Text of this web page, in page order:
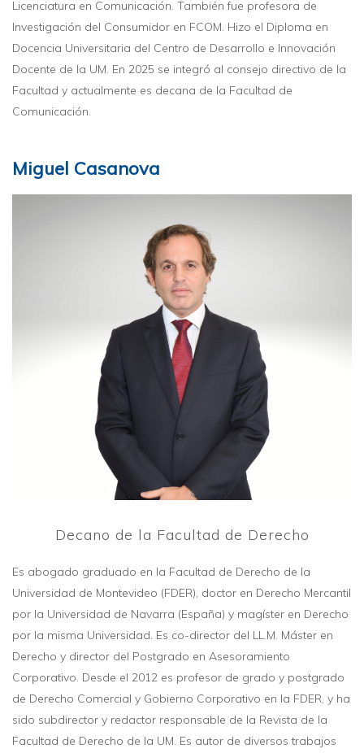
Licenciatura en Comunicación. También fue profesora de
Investigación del Consumidor en FCOM. Hizo el Diploma en
Docencia Universitaria del Centro de Desarrollo e Innovación
Docente de la UM. En 2025 se integró al consejo directivo de la
Facultad y actualmente es decana de la Facultad de
Comunicación.
Miguel Casanova
Decano de la Facultad de Derecho
Es abogado graduado en la Facultad de Derecho de la
Universidad de Montevideo (FDER), doctor en Derecho Mercantil
por la Universidad de Navarra (España) y magíster en Derecho
por la misma Universidad. Es co-director del LL.M. Máster en
Derecho y director del Postgrado en Asesoramiento
Corporativo. Desde el 2012 es profesor de grado y postgrado
de Derecho Comercial y Gobierno Corporativo en la FDER, y ha
sido subdirector y redactor responsable de la Revista de la
Facultad de Derecho de la UM. Es autor de diversos trabajos